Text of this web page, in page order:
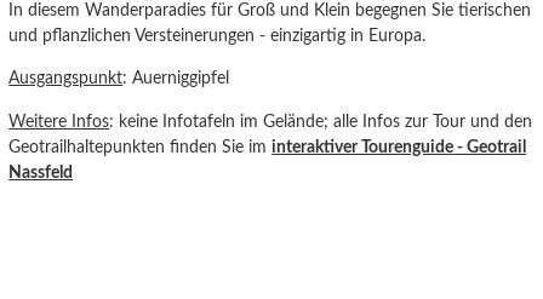
In diesem Wanderparadies für Groß und Klein begegnen Sie tierischen
und pflanzlichen Versteinerungen - einzigartig in Europa.
Ausgangspunkt: Auerniggipfel
Weitere Infos: keine Infotafeln im Gelände; alle Infos zur Tour und den
Geotrailhaltepunkten finden Sie iminteraktiver Tourenguide - Geotrail
Nassfeld